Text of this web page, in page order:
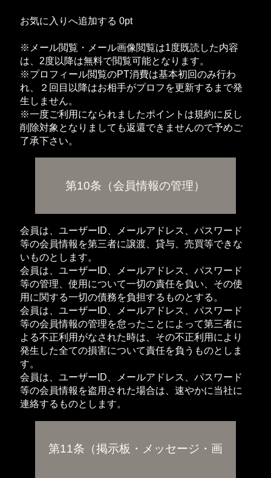
お気に入りへ追加する 0pt
※メール閲覧・メール画像閲覧は1度既読した内容
は、2度以降は無料で閲覧可能となります。
※プロフィール閲覧のPT消費は基本初回のみ行わ
れ、２回目以降はお相手がプロフを更新するまで発
生しません。
※一度ご利用になられましたポイントは規約に反し
削除対象となりましても返還できませんので予めご
了承下さい。
第10条（会員情報の管理）
会員は、ユーザーID、メールアドレス、パスワード
等の会員情報を第三者に譲渡、貸与、売買等できな
いものとします。
会員は、ユーザーID、メールアドレス、パスワード
等の管理、使用について一切の責任を負い、その使
用に関する一切の債務を負担するものとする。
会員は、ユーザーID、メールアドレス、パスワード
等の会員情報の管理を怠ったことによって第三者に
よる不正利用がなされた時は、その不正利用により
発生した全ての損害について責任を負うものとしま
す。
会員は、ユーザーID、メールアドレス、パスワード
等の会員情報を盗用された場合は、速やかに当社に
連絡するものとします。
第11条（掲示板・メッセージ・画